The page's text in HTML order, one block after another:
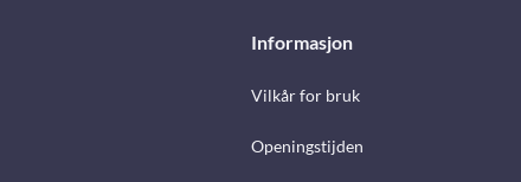
Informasjon
Vilkår for bruk
Openingstijden